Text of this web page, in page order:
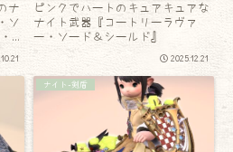
ナ
ソ
ト
ピンクでハートのキュアキュアな
ナイト武器『コートリーラヴァ
ー・ソード＆シールド』
2025.12.21
ナイト-剣盾